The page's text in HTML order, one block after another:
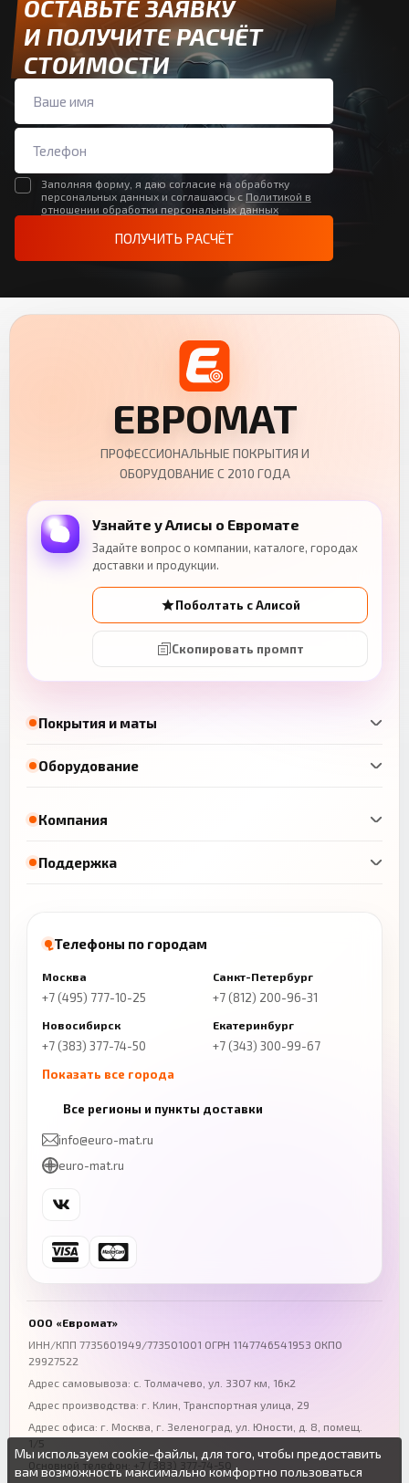
ОСТАВЬТЕ ЗАЯВКУ
И ПОЛУЧИТЕ РАСЧЁТ
СТОИМОСТИ
Заполняя форму, я даю согласие на обработку
персональных данных и соглашаюсь с Политикой в
отношении обработки персональных данных
ПОЛУЧИТЬ РАСЧЁТ
Покрытия и маты
Оборудование
ЕВРОМАТ
ПРОФЕССИОНАЛЬНЫЕ ПОКРЫТИЯ И
ОБОРУДОВАНИЕ С 2010 ГОДА
Узнайте у Алисы о Евромате
Задайте вопрос о компании, каталоге, городах
доставки и продукции.
Поболтать с Алисой
Скопировать промпт
Компания
Поддержка
Телефоны по городам
Москва
+7 (495) 777-10-25
Санкт-Петербург
+7 (812) 200-96-31
Новосибирск
+7 (383) 377-74-50
Екатеринбург
+7 (343) 300-99-67
Показать все города
+7 (843) 206-01-30
Челябинск
+7 (343) 300-99-67
Ростов-на-Дону
+7 (863) 333-50-75
Волгоград
+7 (844) 261-36-12
Омск
Все регионы и пункты доставки
info@euro-mat.ru
euro-mat.ru
ООО «Евромат»
ИНН/КПП 7735601949/773501001 ОГРН 1147746541953 ОКПО
29927522
Адрес самовывоза: с. Толмачево, ул. 3307 км, 16к2
Адрес производства: г. Клин, Транспортная улица, 29
Адрес офиса: г. Москва, г. Зеленоград ул. Юности, д. 8, помещ.
1/5
Основной телефон:
+7 (383) 377-74-50
Мы используем cookie-файлы, для того, чтобы предоставить
вам возможность максимально комфортно пользоваться